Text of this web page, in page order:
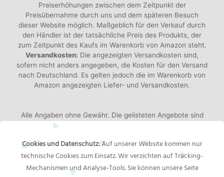
Preiserhöhungen zwischen dem Zeitpunkt der
Preisübernahme durch uns und dem späteren Besuch
dieser Website möglich. Maßgeblich für den Verkauf durch
den Händler ist der tatsächliche Preis des Produkts, der
zum Zeitpunkt des Kaufs im Warenkorb von Amazon steht.
Versandkosten: Die angezeigten Versandkosten sind,
sofern nicht anders angegeben, die Kosten für den Versand
nach Deutschland. Es gelten jedoch die im Warenkorb von
Amazon angezeigten Liefer- und Versandkosten.
Alle Angaben ohne Gewähr. Die gelisteten Angebote sind
keine verbindlichen Werbeaussagen der Anbieter!
jeweiligen Händler oder Hersteller bereitgestellt. Das
gelieferte Produkt kann von den Bildern abweichen.
Cookies und Datenschutz:Auf unserer Website kommen nur
technische Cookies zum Einsatz. Wir verzichten auf Tracking-
Mechanismen und Analyse-Tools. Sie können unsere Seite